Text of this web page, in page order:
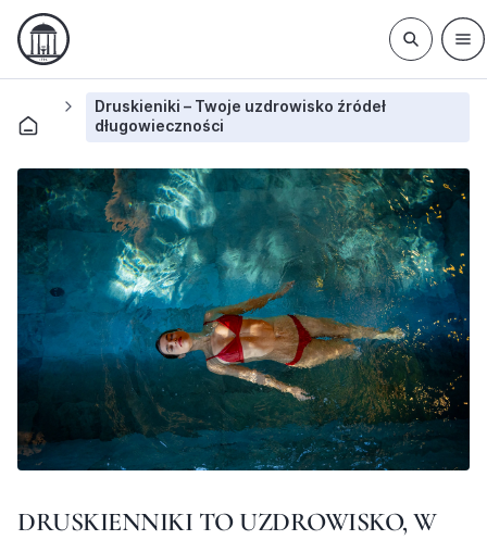
Druskieniki – Twoje uzdrowisko źródeł
długowieczności
DRUSKIENNIKI TO UZDROWISKO, W